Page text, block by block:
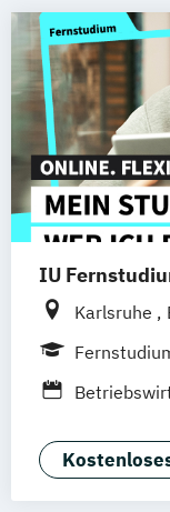
IU
Karlsruhe
Rostock
Aachen
Kassel
Wien
E-
Growth